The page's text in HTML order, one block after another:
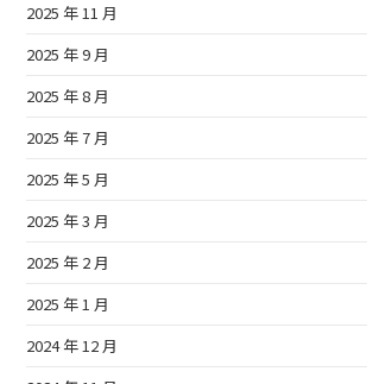
2025 年 11 月
2025 年 9 月
2025 年 8 月
2025 年 7 月
2025 年 5 月
2025 年 3 月
2025 年 2 月
2025 年 1 月
2024 年 12 月